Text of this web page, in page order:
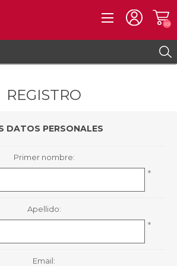
(0)
REGISTRO
DATOS PERSONALES
Primer nombre:
*
Apellido:
*
Email: